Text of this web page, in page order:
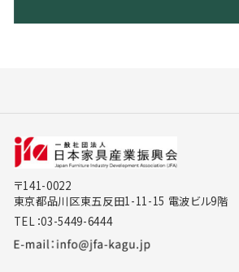
〒141-0022
東京都品川区東五反田1-11-15 電波ビル9階
TEL：03-5449-6444